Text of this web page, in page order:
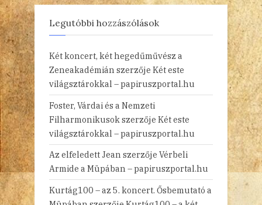
Legutóbbi hozzászólások
Két koncert, két hegedűművész a
Zeneakadémián szerzője Két este
világsztárokkal – papiruszportal.hu
Foster, Várdai és a Nemzeti
Filharmonikusokszerzője Két este
világsztárokkal – papiruszportal.hu
Az elfeledett Jean szerzője Vérbeli
Armide a Müpában – papiruszportal.hu
Kurtág100 – az 5. koncert. Ősbemutató a